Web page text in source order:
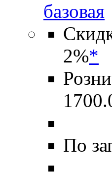
базовая
2%*
По